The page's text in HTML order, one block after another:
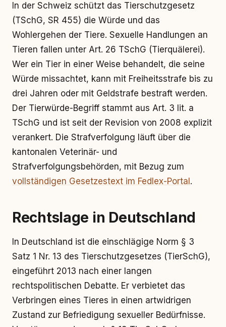
In der Schweiz schützt das Tierschutzgesetz
(TSchG, SR 455) die Würde und das
Wohlergehen der Tiere. Sexuelle Handlungen an
Tieren fallen unter Art. 26 TSchG (Tierquälerei).
Wer ein Tier in einer Weise behandelt, die seine
Würde missachtet, kann mit Freiheitsstrafe bis zu
drei Jahren oder mit Geldstrafe bestraft werden.
Der Tierwürde-Begriff stammt aus Art. 3 lit. a
TSchG und ist seit der Revision von 2008 explizit
verankert. Die Strafverfolgung läuft über die
kantonalen Veterinär- und
Strafverfolgungsbehörden, mit Bezug zum
vollständigen Gesetzestext im Fedlex-Portal .
Rechtslage in Deutschland
In Deutschland ist die einschlägige Norm § 3
Satz 1 Nr. 13 des Tierschutzgesetzes (TierSchG),
eingeführt 2013 nach einer langen
rechtspolitischen Debatte. Er verbietet das
Verbringen eines Tieres in einen artwidrigen
Zustand zur Befriedigung sexueller Bedürfnisse.